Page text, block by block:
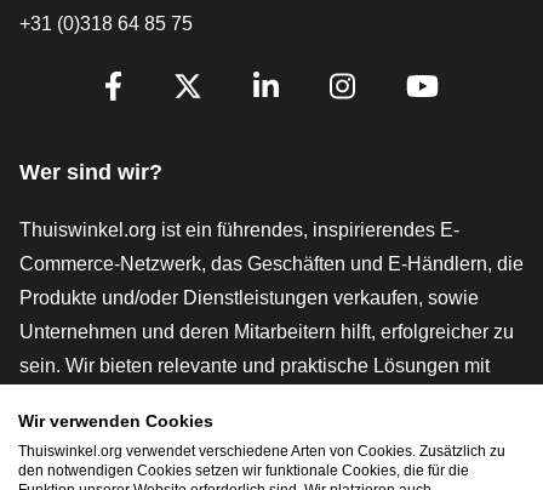
+31 (0)318 64 85 75
[_General:SocialMediaTitle]
Wer sind wir?
Thuiswinkel.org ist ein führendes, inspirierendes E-
Commerce-Netzwerk, das Geschäften und E-Händlern, die
Produkte und/oder Dienstleistungen verkaufen, sowie
Unternehmen und deren Mitarbeitern hilft, erfolgreicher zu
sein. Wir bieten relevante und praktische Lösungen mit
rechtlichen Instrumenten und Beratung,
Interessenvertretung, Marktforschung und verfügen über
Wir verwenden Cookies
Thuiswinkel.org verwendet verschiedene Arten von Cookies. Zusätzlich zu
den notwendigen Cookies setzen wir funktionale Cookies, die für die